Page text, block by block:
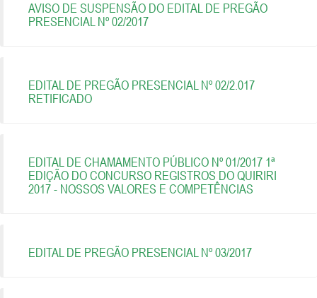
AVISO DE SUSPENSÃO DO EDITAL DE PREGÃO
PRESENCIAL Nº 02/2017
EDITAL DE PREGÃO PRESENCIAL Nº 02/2.017
RETIFICADO
EDITAL DE CHAMAMENTO PÚBLICO Nº 01/2017 1ª
EDIÇÃO DO CONCURSO REGISTROS DO QUIRIRI
2017 - NOSSOS VALORES E COMPETÊNCIAS
EDITAL DE PREGÃO PRESENCIAL Nº 03/2017